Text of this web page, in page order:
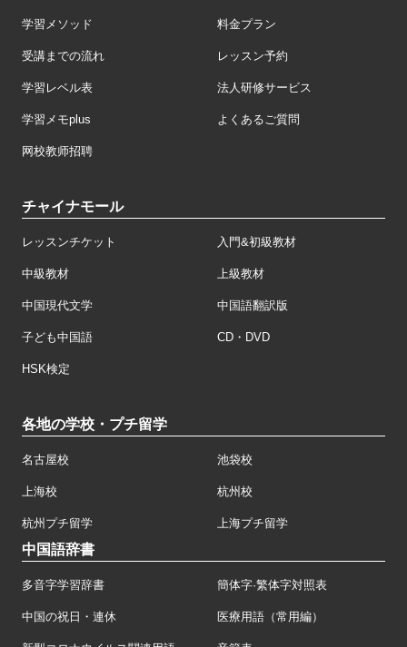
学習メソッド 料金プラン
受講までの流れ レッスン予約
学習レベル表 法人研修サービス
学習メモplus よくあるご質問
网校教师招聘
チャイナモール
レッスンチケット 入門&初級教材
中級教材 上級教材
中国現代文学 中国語翻訳版
子ども中国語 CD・DVD
HSK検定
各地の学校・プチ留学
名古屋校 池袋校
上海校 杭州校
杭州プチ留学 上海プチ留学
中国語辞書
多音字学習辞書 簡体字·繁体字対照表
中国の祝日・連休 医療用語（常用編）